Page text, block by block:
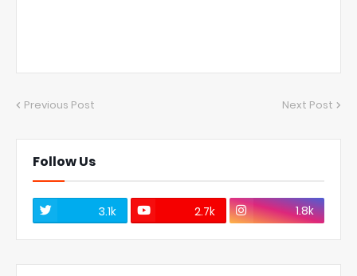
Previous Post Next Post
Follow Us
3.1k 2.7k 1.8k